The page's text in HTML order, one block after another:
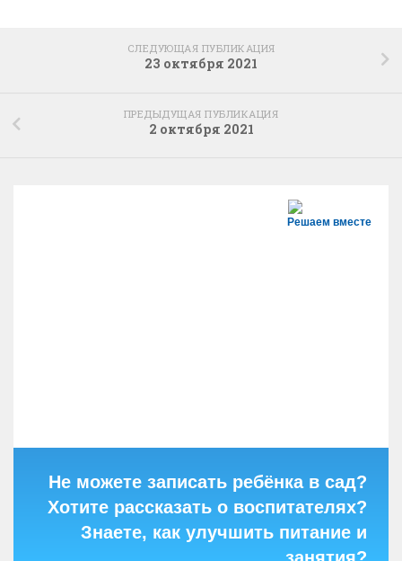
СЛЕДУЮЩАЯ ПУБЛИКАЦИЯ
23 октября 2021
ПРЕДЫДУЩАЯ ПУБЛИКАЦИЯ
2 октября 2021
Решаем вместе
Не можете записать ребёнка в сад?
Хотите рассказать о воспитателях?
Знаете, как улучшить питание и